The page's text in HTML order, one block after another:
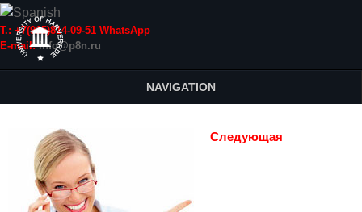
Т.: +7(915)814-09-51 WhatsApp
E-mail:info@p8n.ru
NAVIGATION
Следующая